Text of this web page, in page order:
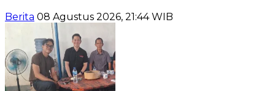
Berita 08 Agustus 2026, 21:44 WIB